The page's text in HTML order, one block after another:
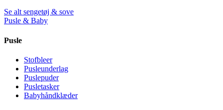
Se alt sengetøj & sove
Pusle & Baby
Pusle
Stofbleer
Pusleunderlag
Puslepuder
Pusletasker
Babyhåndklæder